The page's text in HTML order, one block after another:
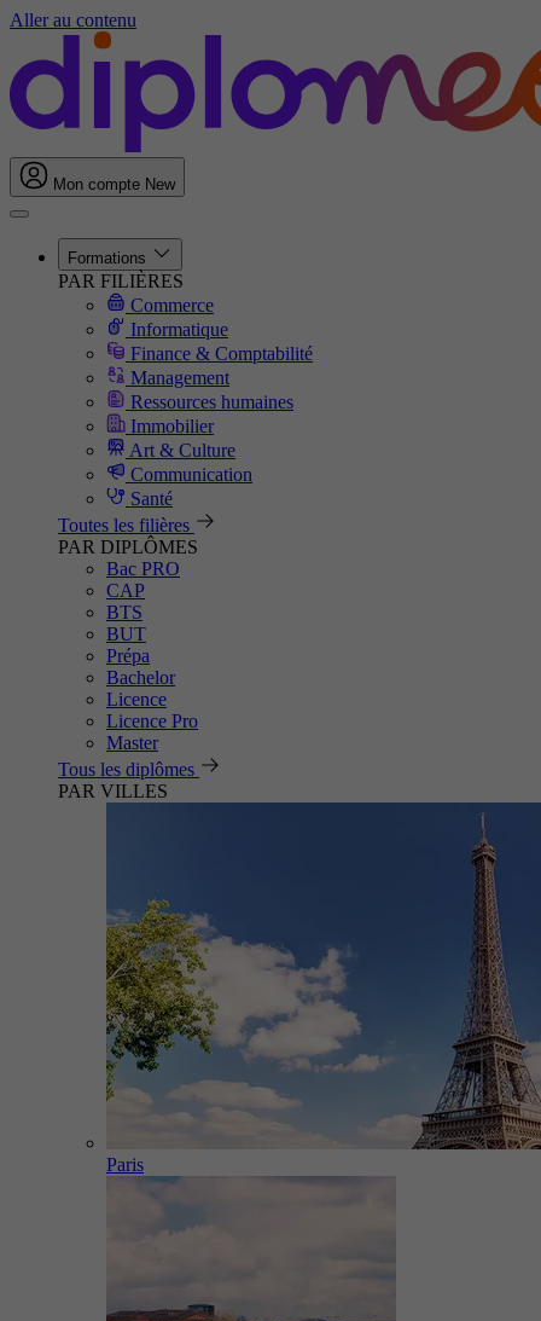
Aller au contenu
Mon compte New
Formations
PAR FILIÈRES
Commerce
Informatique
Finance & Comptabilité
Management
Ressources humaines
Immobilier
Art & Culture
Communication
Santé
Toutes les filières
PAR DIPLÔMES
Bac PRO
CAP
BTS
BUT
Prépa
Bachelor
Licence
Licence Pro
Master
Tous les diplômes
PAR VILLES
Paris